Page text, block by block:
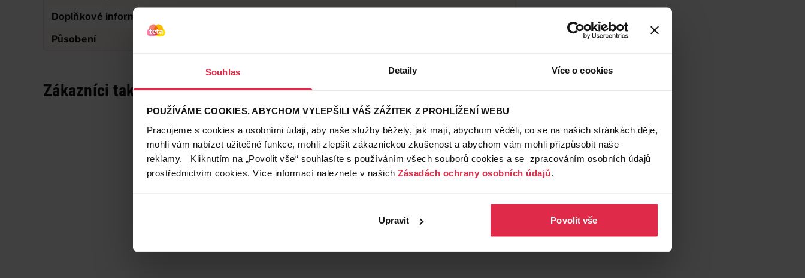
Souhlas Detaily Více o cookies
POUŽÍVÁME COOKIES, ABYCHOM VYLEPŠILI VÁŠ ZÁŽITEK Z PROHLÍŽENÍ WEBU
Pracujeme s cookies a osobními údaji, aby naše služby běžely, jak mají, abychom věděli, co se na našich stránkách děje,
mohli vám nabízet užitečné funkce, mohli zlepšit zákaznickou zkušenost a abychom vám mohli přizpůsobit naše
reklamy. Kliknutím na „Povolit vše“ souhlasíte s používáním všech souborů cookies a se zpracováním osobních údajů
prostřednictvím cookies. Více informací naleznete v našich Zásadách ochrany osobních údajů.
Upravit Povolit vše
Doplňkové informace
Působení
Zákazníci také často nakupují